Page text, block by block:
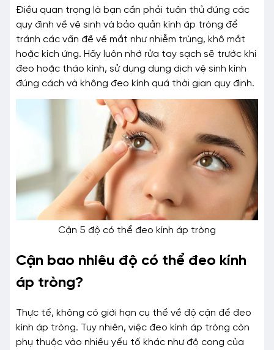
Điều quan trọng là bạn cần phải tuân thủ đúng các
quy định về vệ sinh và bảo quản kính áp tròng để
tránh các vấn đề về mắt như nhiễm trùng, khô mắt
hoặc kích ứng. Hãy luôn nhớ rửa tay sạch sẽ trước khi
đeo hoặc tháo kính, sử dụng dung dịch vệ sinh kính
đúng cách và không đeo kính quá thời gian quy định.
Cận 5 độ có thể đeo kính áp tròng
Cận bao nhiêu độ có thể đeo kính
áp tròng?
Thực tế, không có giới hạn cụ thể về độ cận để đeo
kính áp tròng. Tuy nhiên, việc đeo kính áp tròng còn
phụ thuộc vào nhiều yếu tố khác như độ cong của